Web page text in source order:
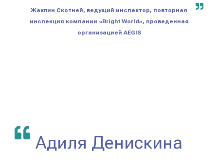
Жаклин Скотней, ведущий инспектор, повторная
инспекция компании «Bright World», проведенная
организацией AEGIS
Адиля Денискина